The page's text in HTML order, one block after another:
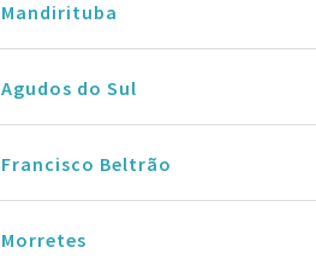
Mandirituba
Agudos do Sul
Francisco Beltrão
Morretes